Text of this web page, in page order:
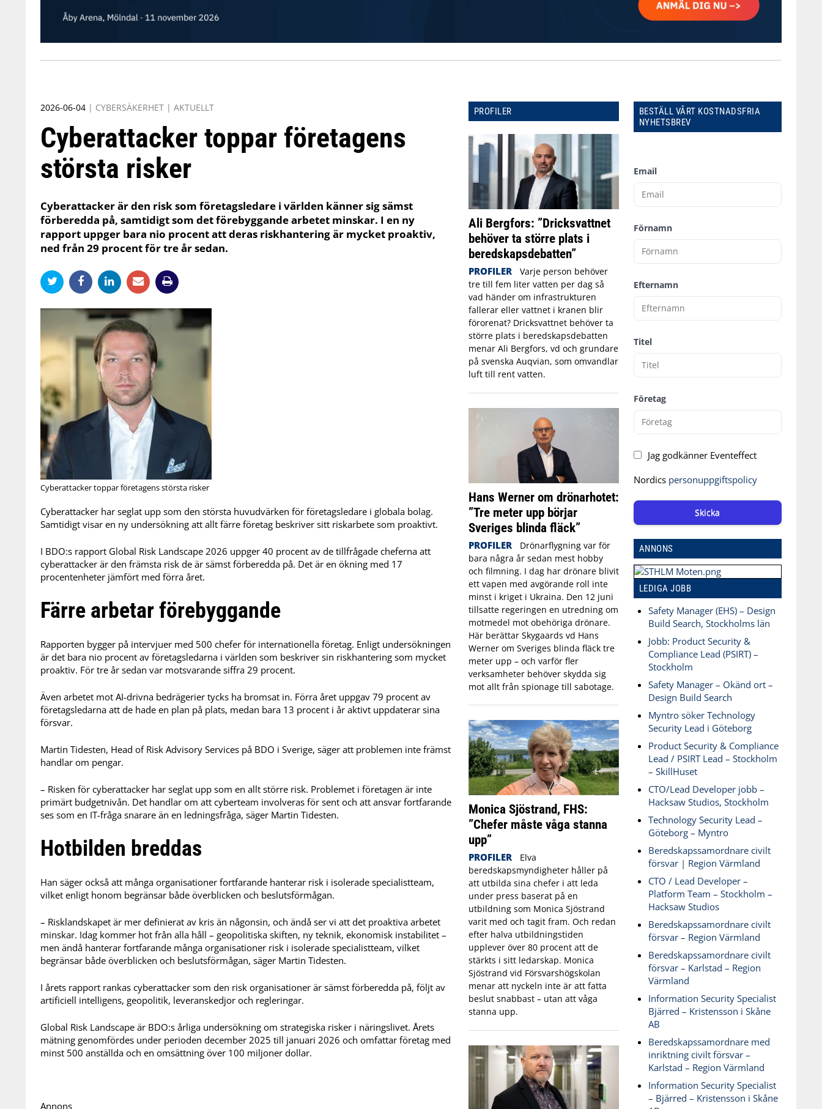
2026-06-04 | CYBERSÄKERHET | AKTUELLT
Cyberattacker toppar företagens
största risker
Cyberattacker är den risk som företagsledare i världen känner sig sämst
förberedda på, samtidigt som det förebyggande arbetet minskar. I en ny
rapport uppger bara nio procent att deras riskhantering är mycket proaktiv,
ned från 29 procent för tre år sedan.
Cyberattacker toppar företagens största risker
Cyberattacker har seglat upp som den största huvudvärken för företagsledare i globala bolag.
Samtidigt visar en ny undersökning att allt färre företag beskriver sitt riskarbete som proaktivt.
I BDO:s rapport Global Risk Landscape 2026 uppger 40 procent av de tillfrågade cheferna att
cyberattacker är den främsta risk de är sämst förberedda på. Det är en ökning med 17
procentenheter jämfört med förra året.
Färre arbetar förebyggande
Rapporten bygger på intervjuer med 500 chefer för internationella företag. Enligt undersökningen
är det bara nio procent av företagsledarna i världen som beskriver sin riskhantering som mycket
proaktiv. För tre år sedan var motsvarande siffra 29 procent.
Även arbetet mot AI-drivna bedrägerier tycks ha bromsat in. Förra året uppgav 79 procent av
företagsledarna att de hade en plan på plats, medan bara 13 procent i år aktivt uppdaterar sina
försvar.
Martin Tidesten, Head of Risk Advisory Services på BDO i Sverige, säger att problemen inte främst
handlar om pengar.
– Risken för cyberattacker har seglat upp som en allt större risk. Problemet i företagen är inte
primärt budgetnivån. Det handlar om att cyberteam involveras för sent och att ansvar fortfarande
ses som en IT-fråga snarare än en ledningsfråga, säger Martin Tidesten.
Hotbilden breddas
Han säger också att många organisationer fortfarande hanterar risk i isolerade specialistteam,
vilket enligt honom begränsar både överblicken och beslutsförmågan.
– Risklandskapet är mer definierat av kris än någonsin, och ändå ser vi att det proaktiva arbetet
minskar. Idag kommer hot från alla håll – geopolitiska skiften, ny teknik, ekonomisk instabilitet –
men ändå hanterar fortfarande många organisationer risk i isolerade specialistteam, vilket
begränsar både överblicken och beslutsförmågan, säger Martin Tidesten.
I årets rapport rankas cyberattacker som den risk organisationer är sämst förberedda på, följt av
artificiell intelligens, geopolitik, leveranskedjor och regleringar.
Global Risk Landscape är BDO:s årliga undersökning om strategiska risker i näringslivet. Årets
mätning genomfördes under perioden december 2025 till januari 2026 och omfattar företag med
minst 500 anställda och en omsättning över 100 miljoner dollar.
Annons
PROFILER
Ali Bergfors: ”Dricksvattnet
behöver ta större plats i
beredskapsdebatten”
PROFILER
Varje person behöver
tre till fem liter vatten per dag så
vad händer om infrastrukturen
fallerar eller vattnet i kranen blir
förorenat? Dricksvattnet behöver ta
större plats i beredskapsdebatten
menar Ali Bergfors, vd och grundare
på svenska Auqvian, som omvandlar
luft till rent vatten.
Hans Werner om drönarhotet:
”Tre meter upp börjar
Sveriges blinda fläck”
PROFILER
Drönarflygning var för
bara några år sedan mest hobby
och filmning. I dag har drönare blivit
ett vapen med avgörande roll inte
minst i kriget i Ukraina. Den 12 juni
tillsatte regeringen en utredning om
motmedel mot obehöriga drönare.
Här berättar Skygaards vd Hans
Werner om Sveriges blinda fläck tre
meter upp – och varför fler
verksamheter behöver skydda sig
mot allt från spionage till sabotage.
Monica Sjöstrand, FHS:
”Chefer måste våga stanna
upp”
PROFILER
Elva
beredskapsmyndigheter håller på
att utbilda sina chefer i att leda
under press baserat på en
utbildning som Monica Sjöstrand
varit med och tagit fram. Och redan
efter halva utbildningstiden
upplever över 80 procent att de
stärkts i sitt ledarskap. Monica
Sjöstrand vid Försvarshögskolan
menar att nyckeln inte är att fatta
beslut snabbast – utan att våga
stanna upp.
BESTÄLL VÅRT KOSTNADSFRIA
NYHETSBREV
Email
Förnamn
Efternamn
Titel
Företag
Jag godkänner Eventeffect
Nordics personuppgiftspolicy
Skicka
ANNONS
LEDIGA JOBB
Safety Manager (EHS) – Design
Build Search, Stockholms län
Jobb: Product Security &
Compliance Lead (PSIRT) –
Stockholm
Safety Manager – Okänd ort –
Design Build Search
Myntro söker Technology
Security Lead i Göteborg
Product Security & Compliance
Lead / PSIRT Lead – Stockholm
– SkillHuset
CTO/Lead Developer jobb –
Hacksaw Studios, Stockholm
Technology Security Lead –
Göteborg – Myntro
Beredskapssamordnare civilt
försvar | Region Värmland
CTO / Lead Developer –
Platform Team – Stockholm –
Hacksaw Studios
Beredskapssamordnare civilt
försvar – Region Värmland
Beredskapssamordnare civilt
försvar – Karlstad – Region
Värmland
Information Security Specialist
Bjärred – Kristensson i Skåne
AB
Beredskapssamordnare med
inriktning civilt försvar –
Karlstad – Region Värmland
Information Security Specialist
– Bjärred – Kristensson i Skåne